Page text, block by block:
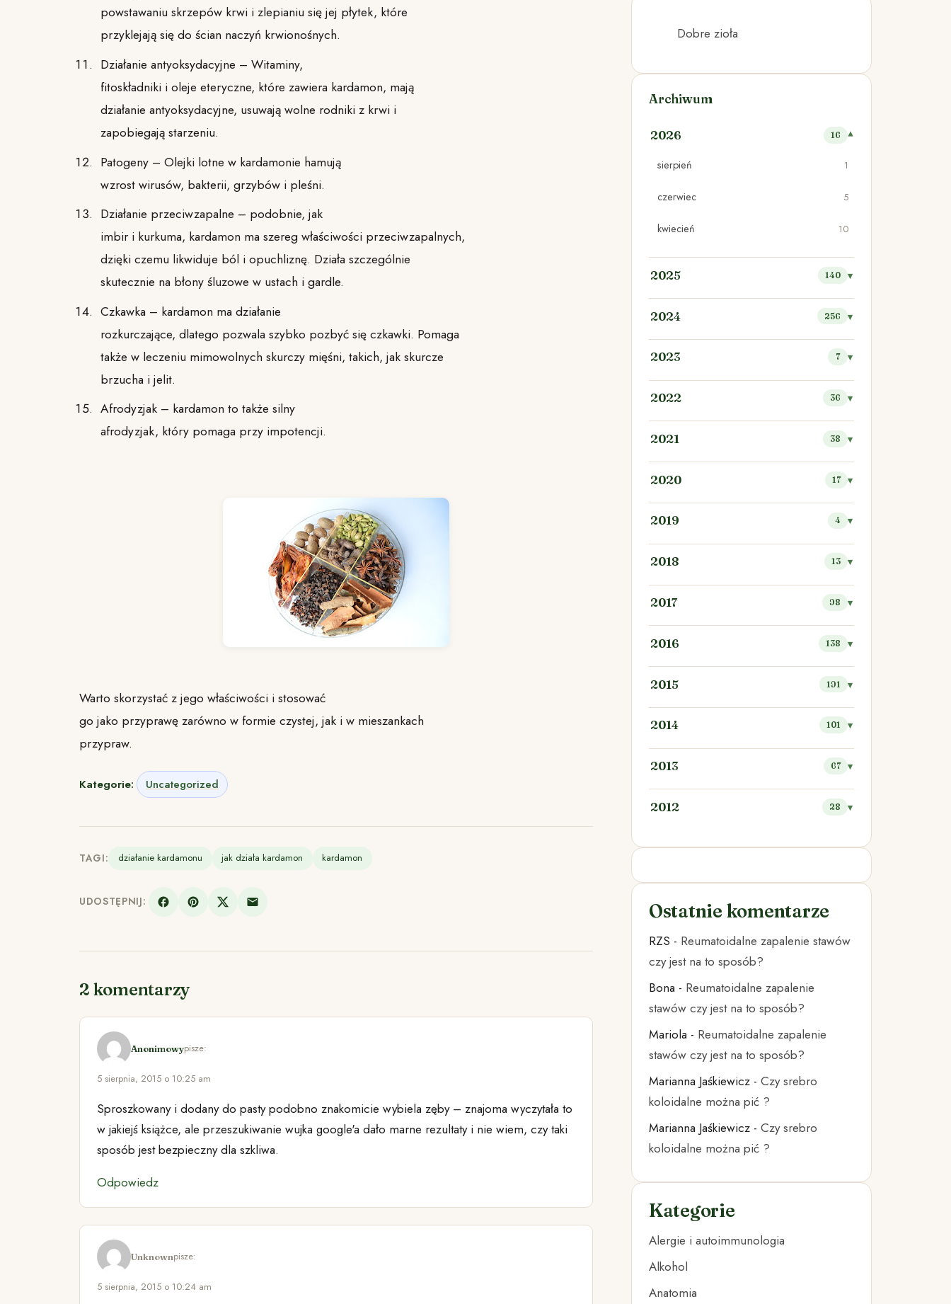
powstawaniu skrzepów krwi i zlepianiu się jej płytek, które
przyklejają się do ścian naczyń krwionośnych.
Działanie antyoksydacyjne – Witaminy,
fitoskładniki i oleje eteryczne, które zawiera kardamon, mają
działanie antyoksydacyjne, usuwają wolne rodniki z krwi i
zapobiegają starzeniu.
Patogeny – Olejki lotne w kardamonie hamują
wzrost wirusów, bakterii, grzybów i pleśni.
Działanie przeciwzapalne – podobnie, jak
imbir i kurkuma, kardamon ma szereg właściwości przeciwzapalnych,
dzięki czemu likwiduje ból i opuchliznę. Działa szczególnie
skutecznie na błony śluzowe w ustach i gardle.
Czkawka – kardamon ma działanie
rozkurczające, dlatego pozwala szybko pozbyć się czkawki. Pomaga
także w leczeniu mimowolnych skurczy mięśni, takich, jak skurcze
brzucha i jelit.
Afrodyzjak – kardamon to także silny
afrodyzjak, który pomaga przy impotencji.
Warto skorzystać z jego właściwości i stosować
go jako przyprawę zarówno w formie czystej, jak i w mieszankach
przypraw.
Kategorie: Uncategorized
TAGI: działanie kardamonu jak działa kardamon kardamon
UDOSTĘPNIJ:
2 komentarzy
Anonimowypisze:
5 sierpnia, 2015 o 10:25 am
Sproszkowany i dodany do pasty podobno znakomicie wybiela zęby – znajoma wyczytała to
w jakiejś książce, ale przeszukiwanie wujka google'a dało marne rezultaty i nie wiem, czy taki
sposób jest bezpieczny dla szkliwa.
Odpowiedz
Unknownpisze:
5 sierpnia, 2015 o 10:24 am
Dobre zioła
Archiwum
2026 16
sierpień 1
czerwiec 5
kwiecień 10
2025 140
2024 256
2023 7
2022 36
2021 38
2020 17
2019 4
2018 13
2017 98
2016 138
2015 191
2014 101
2013 67
2012 28
Ostatnie komentarze
RZS - Reumatoidalne zapalenie stawów
czy jest na to sposób?
Bona - Reumatoidalne zapalenie
stawów czy jest na to sposób?
Mariola - Reumatoidalne zapalenie
stawów czy jest na to sposób?
Marianna Jaśkiewicz - Czy srebro
koloidalne można pić ?
Marianna Jaśkiewicz - Czy srebro
koloidalne można pić ?
Kategorie
Alergie i autoimmunologia
Alkohol
Anatomia